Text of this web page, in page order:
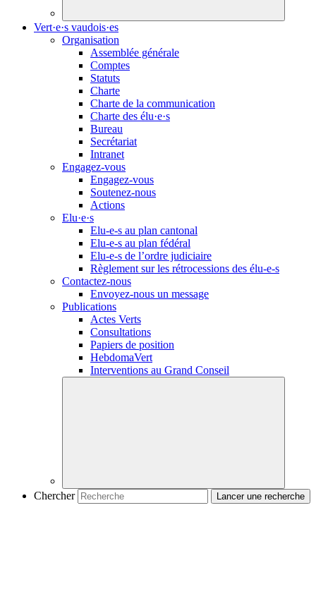
Vert·e·s vaudois·es
Organisation
Assemblée générale
Comptes
Statuts
Charte
Charte de la communication
Charte des élu·e·s
Bureau
Secrétariat
Intranet
Engagez-vous
Engagez-vous
Soutenez-nous
Actions
Elu·e·s
Elu-e-s au plan cantonal
Elu-e-s au plan fédéral
Elu-e-s de l’ordre judiciaire
Règlement sur les rétrocessions des élu-e-s
Contactez-nous
Envoyez-nous un message
Publications
Actes Verts
Consultations
Papiers de position
HebdomaVert
Interventions au Grand Conseil
Chercher